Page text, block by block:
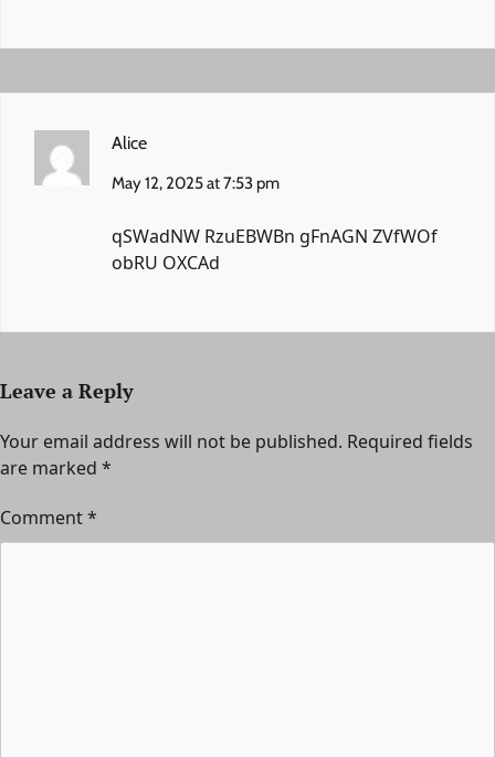
Alice
May 12, 2025 at 7:53 pm
qSWadNW RzuEBWBn gFnAGN ZVfWOf
obRU OXCAd
Leave a Reply
Your email address will not be published. Required fields
are marked *
Comment*